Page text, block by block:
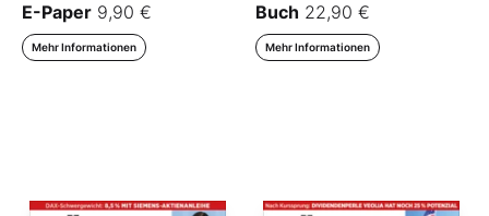
E-Paper 9,90 €
Mehr Informationen
Buch 22,90 €
Mehr Informationen